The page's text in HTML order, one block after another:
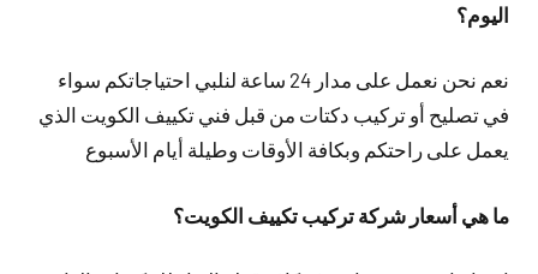
اليوم؟
نعم نحن نعمل على مدار 24 ساعة لنلبي احتياجاتكم سواء
في تصليح أو تركيب دكتات من قبل فني تكييف الكويت الذي
يعمل على راحتكم وبكافة الأوقات وطيلة أيام الأسبوع
ما هي أسعار شركة تركيب تكييف الكويت؟